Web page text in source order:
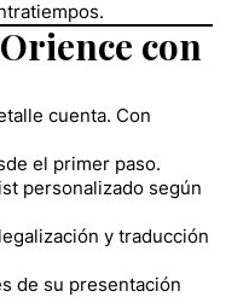
con
cuenta. Con
el primer paso.
personalizado según
y traducción
de su presentación